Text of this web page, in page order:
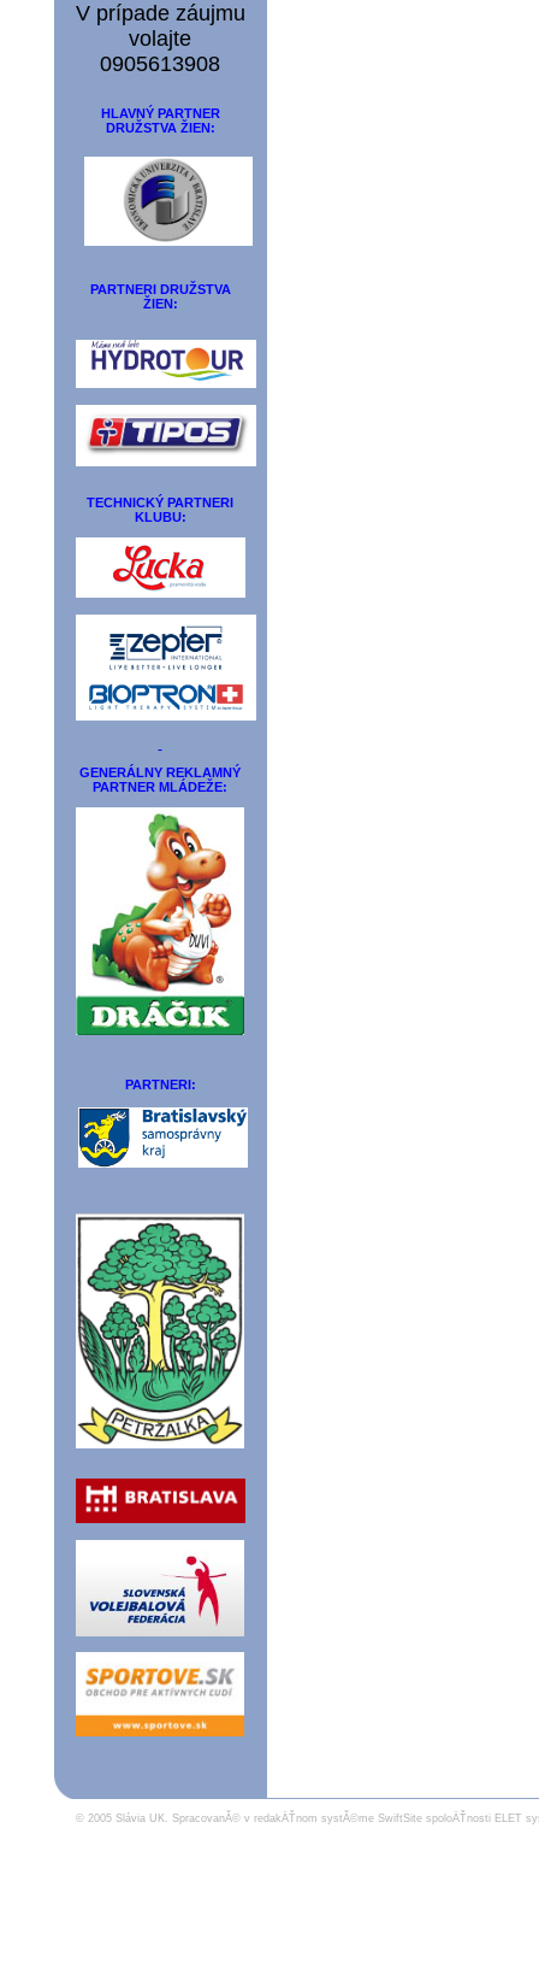
V prípade záujmu
volajte
0905613908
HLAVNÝ PARTNER
DRUŽSTVA ŽIEN:
PARTNERI DRUŽSTVA
ŽIEN:
TECHNICKÝ PARTNERI
KLUBU:
GENERÁLNY REKLAMNÝ
PARTNER MLÁDEŽE:
PARTNERI:
© 2005 Slávia UK. SpracovanĂ© v redakÄŤnom systĂ©me SwiftSite spoloÄŤnosti ELET